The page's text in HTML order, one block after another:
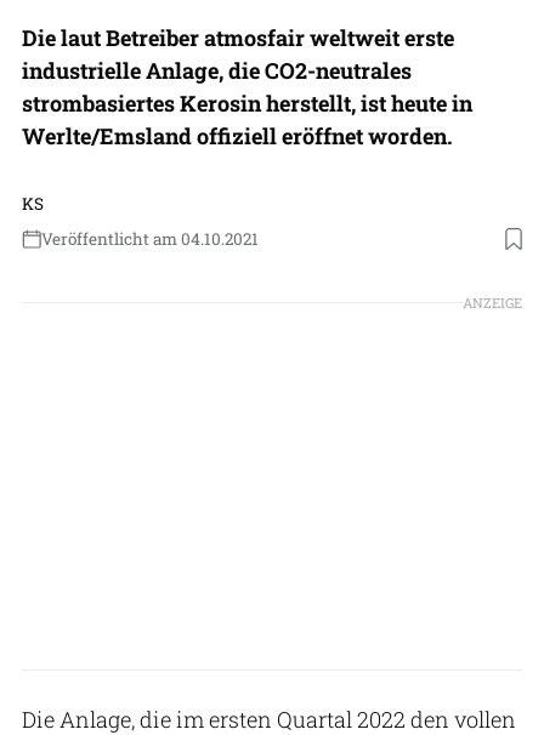
Die laut Betreiber atmosfair weltweit erste
industrielle Anlage, die CO2-neutrales
strombasiertes Kerosin herstellt, ist heute in
Werlte/Emsland offiziell eröffnet worden.
KS
Veröffentlicht am 04.10.2021
Foto: KS
ANZEIGE
Die Anlage, die im ersten Quartal 2022 den vollen